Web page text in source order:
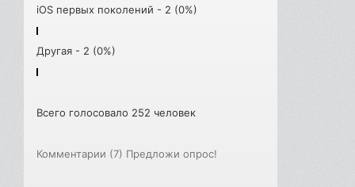
iOS первых поколений - 2 (0%)
Другая - 2 (0%)
Всего голосовало 252 человек
Комментарии (7) Предложи опрос!